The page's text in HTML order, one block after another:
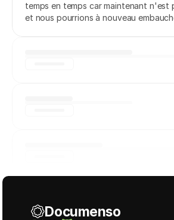
temps en temps car maintenant n'est
et nous pourrions à nouveau
Documenso